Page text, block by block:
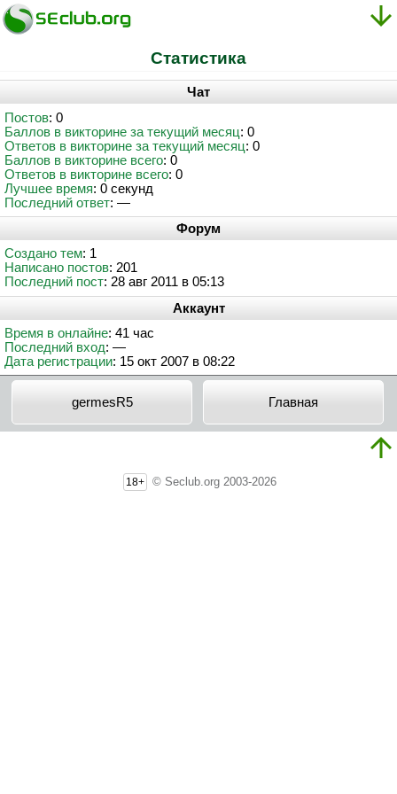
Статистика
Чат
Постов: 0
Баллов в викторине за текущий месяц: 0
Ответов в викторине за текущий месяц: 0
Баллов в викторине всего: 0
Ответов в викторине всего: 0
Лучшее время: 0 секунд
Последний ответ: —
Форум
Создано тем: 1
Написано постов: 201
Последний пост: 28 авг 2011 в 05:13
Аккаунт
Время в онлайне: 41 час
Последний вход: —
Дата регистрации: 15 окт 2007 в 08:22
germesR5 Главная
18+ © Seclub.org 2003-2026